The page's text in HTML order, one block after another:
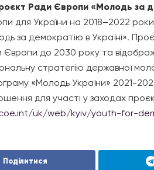
Ради Європи «Молодь за
для України на 2018–2022
за демократію в Україні».
до 2030 року та
стратегію державної
«Молодь України» 2021-
для участі у заходах
uk/web/kyiv/youth-for-
Поділитися